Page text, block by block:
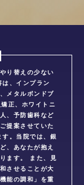
り替えの少ない
、インプラン
メタルボンドブ
正、ホワイトニ
、予防歯科など
提案させていた
。当院では、銀
、あなたが抱え
ます。 また、見
させることが大
能の調和」を重